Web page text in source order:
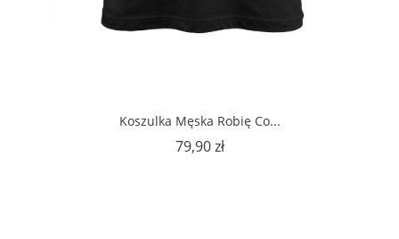
Koszulka Męska Robię Co...
79,90 złCena